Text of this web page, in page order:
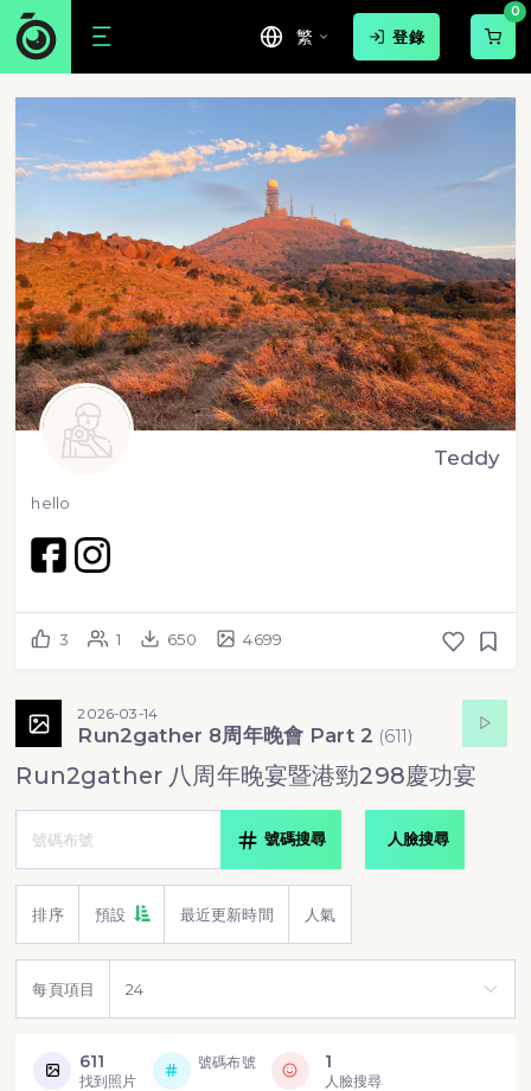
繁 登錄
0
Teddy
hello
3 1 650 4699
2026-03-14
Run2gather 8周年晚會 Part 2 (611)
Run2gather 八周年晚宴暨港勁298慶功宴
號碼搜尋 人臉搜尋
排序 預設 最近更新時間 人氣
每頁項目
611
找到照片
號碼布號 1
人臉搜尋